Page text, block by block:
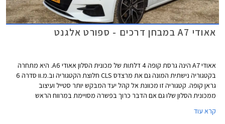
אאודי A7 במבחן דרכים - ספורט אלגנט
אאודי A7 הינה גרסת קופה 4 דלתות של מכונית הסלון אאודי A6. היא מתחרה
בקטגוריה נישתית המונה גם את מרצדס CLS חלוצת הקטגוריה וב.מ.וו סדרה 6
גראן קופה. קטגוריה זו מכוונת אל קהל יעד המבקש יותר סטייל ועיצוב
ממכונית הסלון שלו גם אם הדבר כרוך בפשרה מסויימת במרווח הראש
קרא עוד